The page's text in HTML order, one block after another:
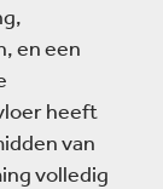
en een
heeft
van
volledig